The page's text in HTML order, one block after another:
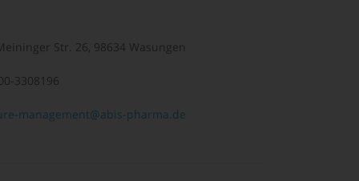
Str. 26, 98634 Wasungen
3308196
management@abis-pharma.de